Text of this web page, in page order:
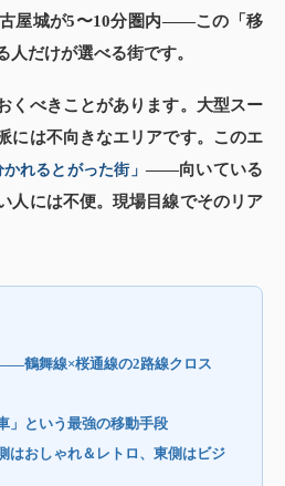
屋城が5〜10分圏内——この「移
だけが選べる街です。
くべきことがあります。大型スー
には不向きなエリアです。このエ
れるとがった街」 ——向いている
人には不便。現場目線でそのリア
鶴舞線×桜通線の2路線クロス
」という最強の移動手段
おしゃれ＆レトロ、東側はビジ